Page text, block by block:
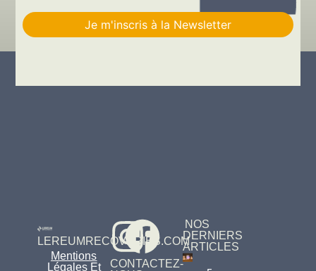
LEREUMRECOVERIES.COM
Mentions
Légales Et
CONTACTEZ-
NOS
DERNIERS
ARTICLES